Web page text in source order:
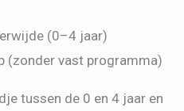
(0–4 jaar)
(zonder vast programma)
tussen de 0 en 4 jaar en